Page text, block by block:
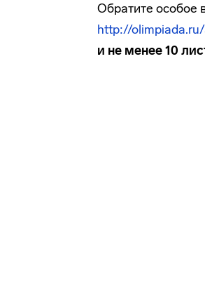
Обратите особое
http://
и не менее 10